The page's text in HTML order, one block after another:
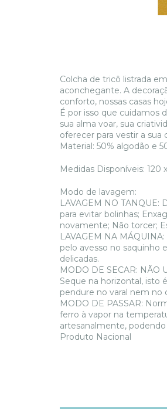
Colcha de tricô listrada
aconchegante. A
conforto, nossas casas
É por isso que cuidamos
sua alma voar, sua
oferecer para vestir a sua
Material: 50% algodão e
Medidas Disponíveis: 120
Modo de lavagem:
LAVAGEM NO
para evitar bolinhas;
novamente; Não torcer;
LAVAGEM NA
pelo avesso no saquinho
delicadas.
MODO DE SECAR: NÃO
Seque na horizontal, isto
pendure no varal nem no
MODO DE PASSAR:
ferro à vapor na
artesanalmente,
Produto Nacional